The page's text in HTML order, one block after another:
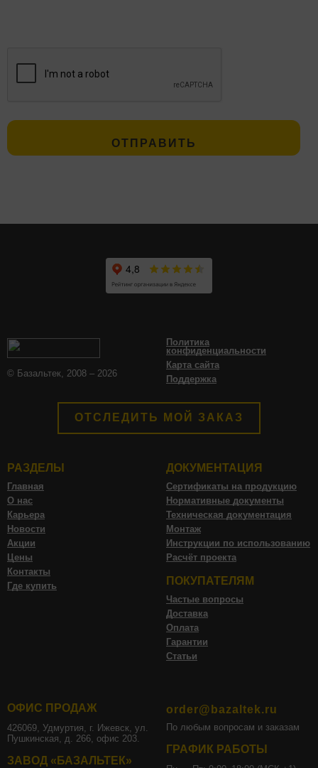
© Базальтек, 2008 – 2026
Политика
конфиденциальности
Карта сайта
Поддержка
ОТСЛЕДИТЬ МОЙ ЗАКАЗ
РАЗДЕЛЫ
Главная
О нас
Карьера
Новости
Акции
Цены
Контакты
Где купить
ДОКУМЕНТАЦИЯ
Сертификаты на продукцию
Нормативные документы
Техническая документация
Монтаж
Инструкции по использованию
Расчёт проекта
ПОКУПАТЕЛЯМ
Частые вопросы
Доставка
Оплата
Гарантии
Статьи
ОФИС ПРОДАЖ
426069, Удмуртия, г. Ижевск, ул.
Пушкинская, д. 266, офис 203.
ЗАВОД «БАЗАЛЬТЕК»
order@bazaltek.ru
По любым вопросам и заказам
ГРАФИК РАБОТЫ